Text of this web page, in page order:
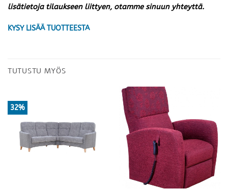
lisätietoja tilaukseen liittyen, otamme sinuun yhteyttä.
KYSY LISÄÄ TUOTTEESTA
TUTUSTU MYÖS
32%